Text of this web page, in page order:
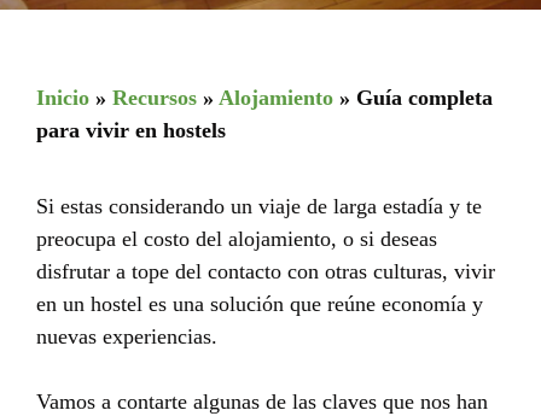
Inicio » Recursos » Alojamiento » Guía completa
para vivir en hostels
Si estas considerando un viaje de larga estadía y te
preocupa el costo del alojamiento, o si deseas
disfrutar a tope del contacto con otras culturas, vivir
en un hostel es una solución que reúne economía y
nuevas experiencias.
Vamos a contarte algunas de las claves que nos han